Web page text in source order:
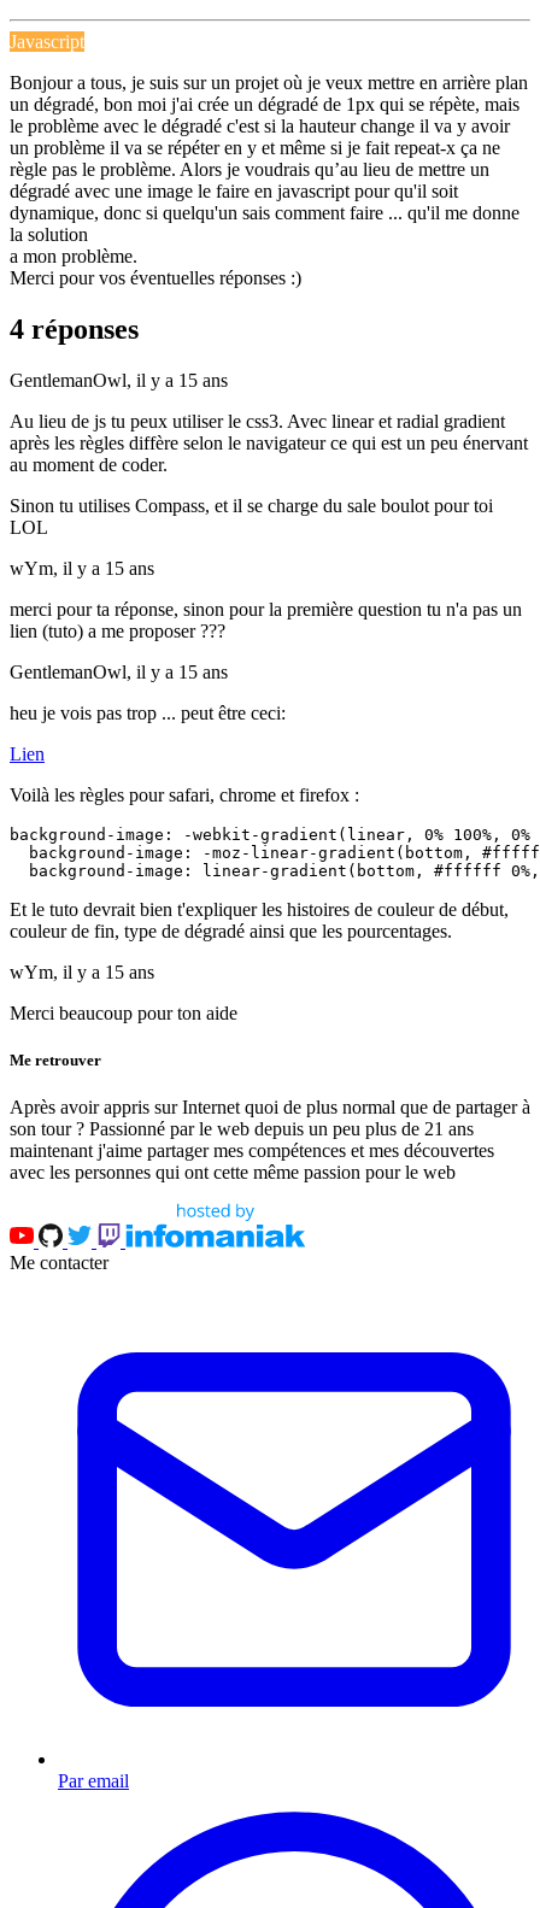
Javascript
Bonjour a tous, je suis sur un projet où je veux mettre en arrière plan
un dégradé, bon moi j'ai crée un dégradé de 1px qui se répète, mais
le problème avec le dégradé c'est si la hauteur change il va y avoir
un problème il va se répéter en y et même si je fait repeat-x ça ne
règle pas le problème. Alors je voudrais qu’au lieu de mettre un
dégradé avec une image le faire en javascript pour qu'il soit
dynamique, donc si quelqu'un sais comment faire ... qu'il me donne
la solution
a mon problème.
Merci pour vos éventuelles réponses :)
4 réponses
GentlemanOwl, il y a 15 ans
Au lieu de js tu peux utiliser le css3. Avec linear et radial gradient
après les règles diffère selon le navigateur ce qui est un peu énervant
au moment de coder.
Sinon tu utilises Compass, et il se charge du sale boulot pour toi
LOL
wYm, il y a 15 ans
merci pour ta réponse, sinon pour la première question tu n'a pas un
lien (tuto) a me proposer ???
GentlemanOwl, il y a 15 ans
heu je vois pas trop ... peut être ceci:
Lien
Voilà les règles pour safari, chrome et firefox :
background-image: -webkit-gradient(linear, 0% 100%,
background-image: -moz-linear-gradient(bottom,
background-image: linear-gradient(bottom, #ffffff
Et le tuto devrait bien t'expliquer les histoires de couleur de début,
couleur de fin, type de dégradé ainsi que les pourcentages.
wYm, il y a 15 ans
Merci beaucoup pour ton aide
Me retrouver
Après avoir appris sur Internet quoi de plus normal que de partager à
son tour ? Passionné par le web depuis un peu plus de 21 ans
maintenant j'aime partager mes compétences et mes découvertes
avec les personnes qui ont cette même passion pour le web
Me contacter
Par email